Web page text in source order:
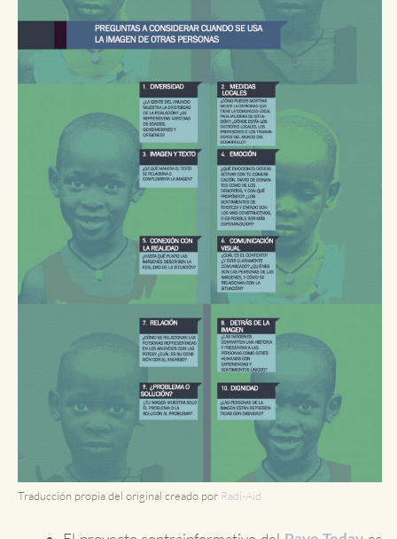
Traducción propia del original creado por Radi-Aid